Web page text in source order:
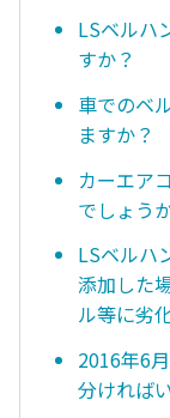
LSベルハ
すか？
車でのベ
ますか？
カーエア
でしょう
LSベルハ
添加した
ル等に劣
2016年6
分ければ